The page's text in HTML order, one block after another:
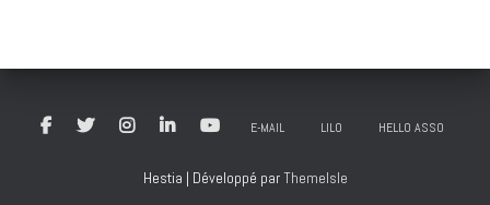
E-MAIL LILO HELLO ASSO
Hestia | Développé parThemeIsle